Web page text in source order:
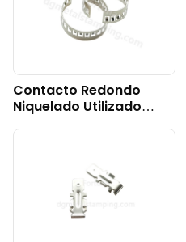
Contacto Redondo
Niquelado Utilizado
Eléctrica.